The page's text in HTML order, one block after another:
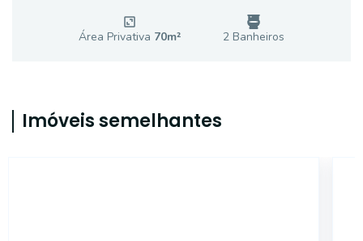
Área Privativa 70m² 2 Banheiros
Imóveis semelhantes